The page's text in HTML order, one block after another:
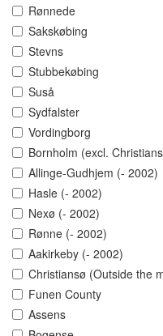
Rønnede
Sakskøbing
Stevns
Stubbekøbing
Suså
Sydfalster
Vordingborg
Bornholm (excl.
Allinge-Gudhjem (- 2002)
Hasle (- 2002)
Nexø (- 2002)
Rønne (- 2002)
Aakirkeby (- 2002)
Christiansø (Outside the
Funen County
Assens